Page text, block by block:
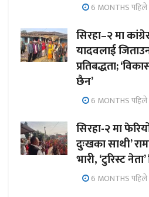
6 MONTHS पहिले
सिरहा–२ मा
यादवलाई
प्रतिबद्धता;
छैन’
6 MONTHS पहिले
सिरहा-२ मा
दुःखका साथी’
भारी, ‘टुरिस्ट
6 MONTHS पहिले